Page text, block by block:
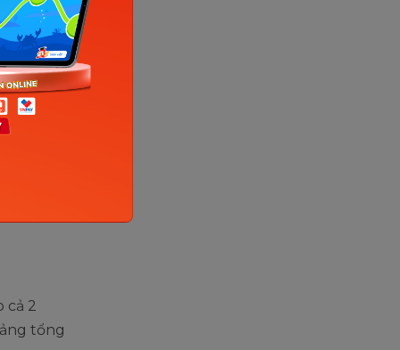
có thể
so
most
cả 2
tổng